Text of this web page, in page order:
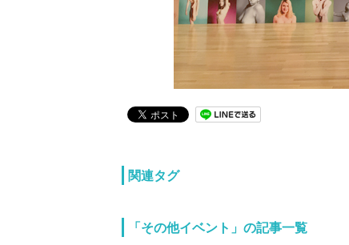
関連タグ
「その他イベント」の記事一覧